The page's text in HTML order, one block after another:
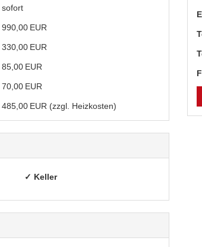
sofort
990,00 EUR
330,00 EUR
85,00 EUR
70,00 EUR
485,00 EUR (zzgl. Heizkosten)
✓ Keller